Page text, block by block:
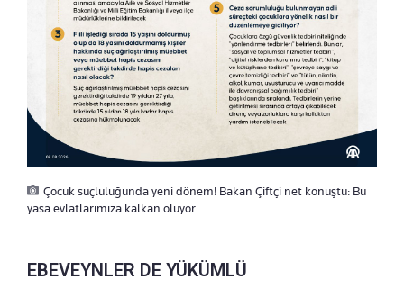
Çocuk suçluluğunda yeni dönem! Bakan Çiftçi net konuştu: Bu
yasa evlatlarımıza kalkan oluyor
EBEVEYNLER DE YÜKÜMLÜ